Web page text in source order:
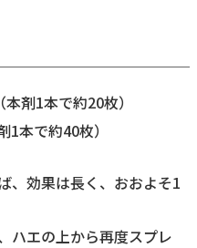
剤1本で約20枚）
本で約40枚）
、効果は長く、おおよそ1
ハエの上から再度スプレ